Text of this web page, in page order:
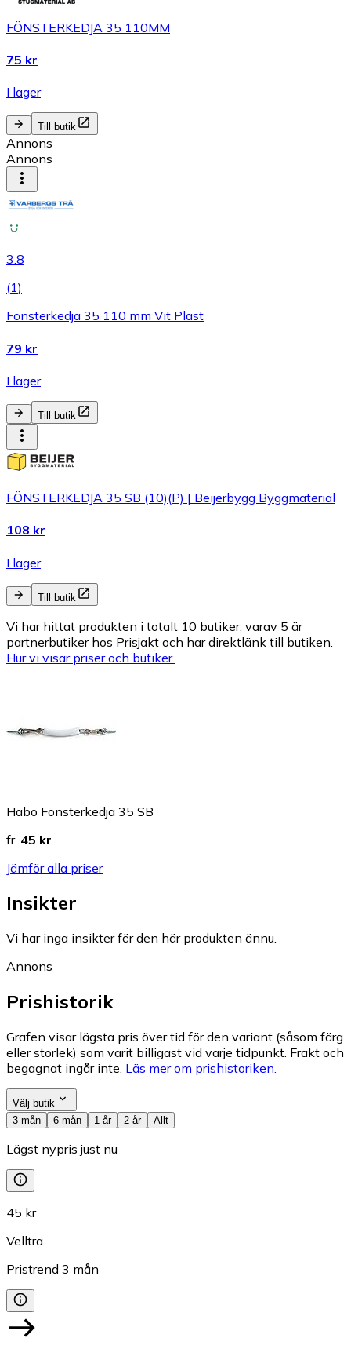
FÖNSTERKEDJA 35 110MM
75 kr
I lager
Till butik
Annons
Annons
3.8
(1)
Fönsterkedja 35 110 mm Vit Plast
79 kr
I lager
Till butik
FÖNSTERKEDJA 35 SB (10)(P) | Beijerbygg Byggmaterial
108 kr
I lager
Till butik
Vi har hittat produkten i totalt 10 butiker, varav 5 är
partnerbutiker hos Prisjakt och har direktlänk till butiken.
Hur vi visar priser och butiker.
Habo Fönsterkedja 35 SB
fr. 45 kr
Jämför alla priser
Insikter
Vi har inga insikter för den här produkten ännu.
Annons
Prishistorik
Grafen visar lägsta pris över tid för den variant (såsom färg
eller storlek) som varit billigast vid varje tidpunkt. Frakt och
begagnat ingår inte. Läs mer om prishistoriken.
Välj butik
3 mån
6 mån 1 år 2 år Allt
Lägst nypris just nu
45 kr
Velltra
Pristrend 3 mån